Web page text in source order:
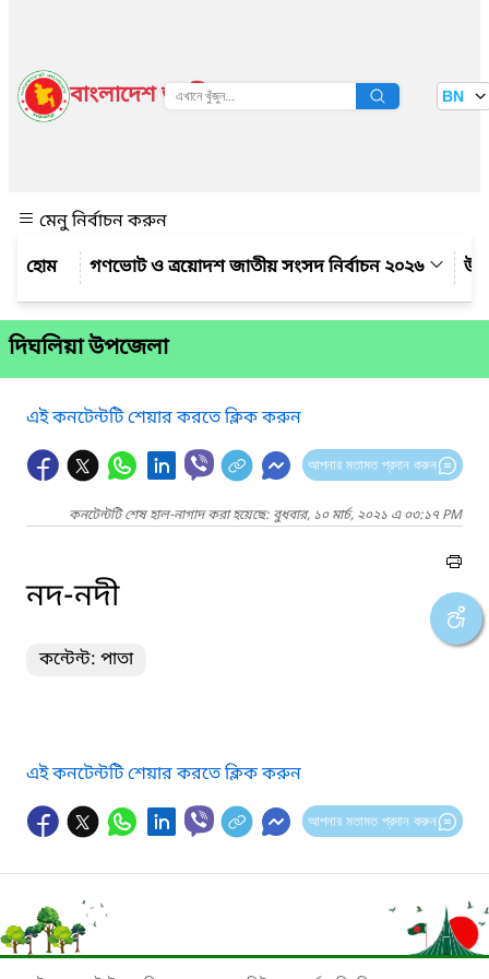
বাংলাদেশ জাতীয় তথ্য বাতায়ন BN
মেনু নির্বাচন করুন
গণভোট ও ত্রয়োদশ জাতীয় সংসদ নির্বাচন ২০২৬
দিঘলিয়া উপজেলা
এই কনটেন্টটি শেয়ার করতে ক্লিক করুন
আপনার মতামত প্রদান করুন
কনটেন্টটি শেষ হাল-নাগাদ করা হয়েছে: বুধবার, ১০ মার্চ, ২০২১ এ ০৩:১৭ PM
নদ-নদী
কন্টেন্ট: পাতা
এই কনটেন্টটি শেয়ার করতে ক্লিক করুন
আপনার মতামত প্রদান করুন